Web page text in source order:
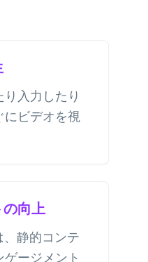
入力したり
にビデオを視
向上
、静的コンテ
ージメント